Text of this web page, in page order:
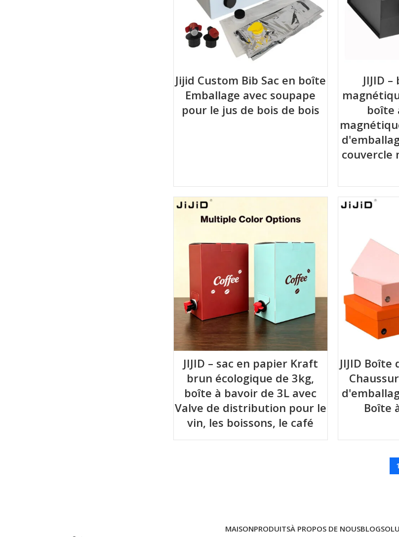
Jijid Custom Bib Sac en boîte
Emballage avec soupape
pour le jus de bois de bois
JIJID
boîte
couvercle
JIJID – sac en papier Kraft
brun écologique de 3kg,
boîte à bavoir de 3L avec
Valve de distribution pour le
vin, les boissons, le café
JIJID
Boîte
1
MAISONPRODUITSÀ PROPOS DE NOUSBLOG